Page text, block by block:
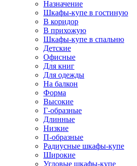
Назначение
Шкафы-купе в гостиную
В коридор
В прихожую
Шкафы-купе в спальню
Детские
Офисные
Для книг
Для одежды
На балкон
Форма
Высокие
Г-образные
Длинные
Низкие
П-образные
Радиусные шкафы-купе
Широкие
Угловые шкафы-купе